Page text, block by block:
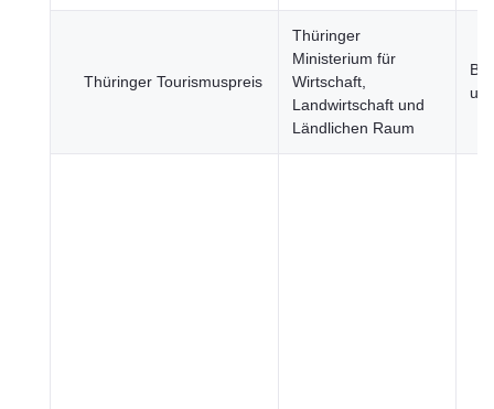
Thüringer Tourismuspreis
Thüringer
Ministerium für
Wirtschaft,
Landwirtschaft und
Ländlichen Raum